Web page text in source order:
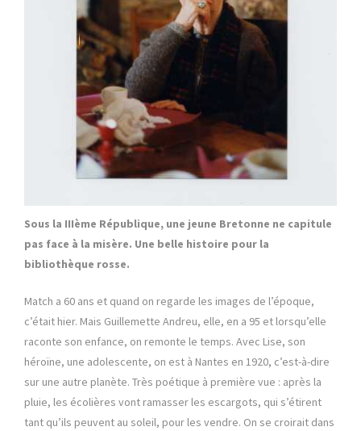
Sous la IIIème République, une jeune Bretonne ne capitule
pas face à la misère. Une belle histoire pour la
bibliothèque rosse.
Match a 60 ans et quand on regarde les images de l’époque,
c’était hier. Mais Guillemette Andreu, elle, en a 95 et lorsqu’elle
raconte son enfance, on remonte le temps. Avec Lise, son
héroïne, une adolescente, on est à Nantes en 1920, c’est-à-dire
sur une autre planète. Très poétique à première vue : après la
pluie, les écolières vont ramasser les escargots, qui s’étirent
tant qu’ils peuvent au soleil, pour les vendre. On se croirait dans